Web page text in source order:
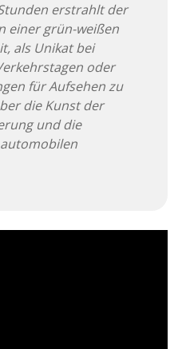
erstrahlt der
einer grün-weißen
als Unikat bei
oder
für Aufsehen zu
die Kunst der
und die